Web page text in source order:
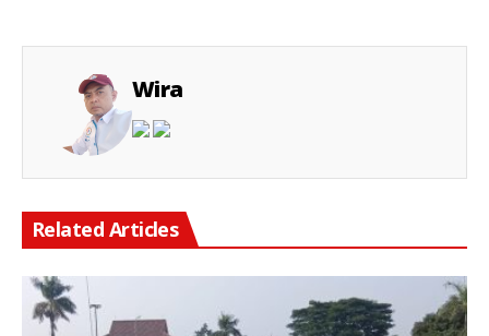
Wira
Related Articles
Keterangan Gambar: Personel Polsek Cikarang Timur bersama TNI, Satpol PP, dan unsur Muspika melaksanakan kerja bakti membersihkan Lapangan Plaza Kecamatan Cikarang Timur, Desa Jatibaru, Kamis (06/08/2026), dalam rangka menyambut HUT ke-81 Kemerdekaan Republik Indonesia.